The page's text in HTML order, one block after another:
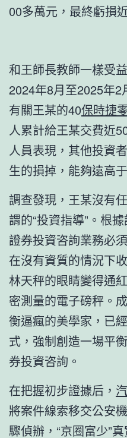
00多萬元，最終虧損
和王師長教師一樣受
2024年8月至2025年
有關王某的40保時捷
人累計給王某交費近
人員表現，其他投資
生的損掉，能夠遠高
調查發現，王某沒有
謂的“投資指導”。根
證券投資咨詢業務必
在沒有資質的情況下
林天秤的眼睛變得通
密測量的電子磅秤。
衡逼瘋的美學家，已
式，強制創造一場平
券投資咨詢。
在把握初步證據后，
將案件線索移交公安
驟偵辦，“京圈富少”